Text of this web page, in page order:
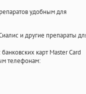
удобным для
и другие препараты
карт Master Card
телефонам: